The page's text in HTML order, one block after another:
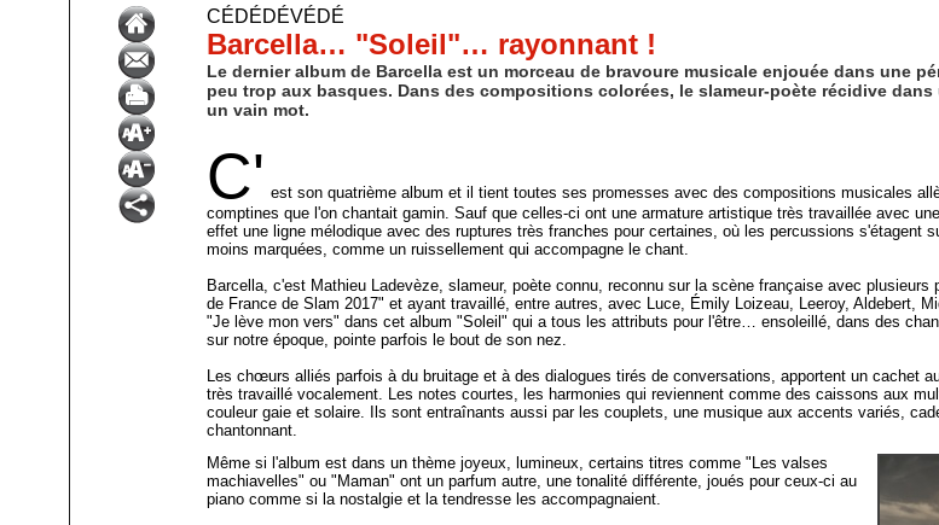
CÉDÉDÉVÉDÉ
Barcella… "Soleil"… rayonnant !
Le dernier album de Barcella est un morceau de bravoure musicale enjouée dans une
peu trop aux basques. Dans des compositions colorées, le slameur-poète récidive
un vain mot.
C' est son quatrième album et il tient toutes ses promesses avec des compositions musicales
comptines que l'on chantait gamin. Sauf que celles-ci ont une armature artistique très travaillée avec
effet une ligne mélodique avec des ruptures très franches pour certaines, où les percussions s'étagent
moins marquées, comme un ruissellement qui accompagne le chant.
Barcella, c'est Mathieu Ladevèze, slameur, poète connu, reconnu sur la scène française avec
de France de Slam 2017" et ayant travaillé, entre autres, avec Luce, Émily Loizeau, Leeroy, Aldebert,
"Je lève mon vers" dans cet album "Soleil" qui a tous les attributs pour l'être… ensoleillé, dans des
sur notre époque, pointe parfois le bout de son nez.
Les chœurs alliés parfois à du bruitage et à des dialogues tirés de conversations, apportent un cachet
très travaillé vocalement. Les notes courtes, les harmonies qui reviennent comme des caissons aux
couleur gaie et solaire. Ils sont entraînants aussi par les couplets, une musique aux accents variés,
chantonnant.
Même si l'album est dans un thème joyeux, lumineux, certains titres comme "Les valses
machiavelles" ou "Maman" ont un parfum autre, une tonalité différente, joués pour ceux-ci au
piano comme si la nostalgie et la tendresse les accompagnaient.